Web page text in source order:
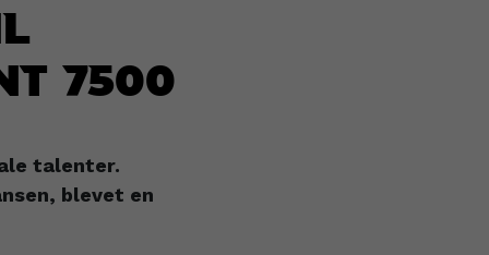
7500
talenter.
blevet en